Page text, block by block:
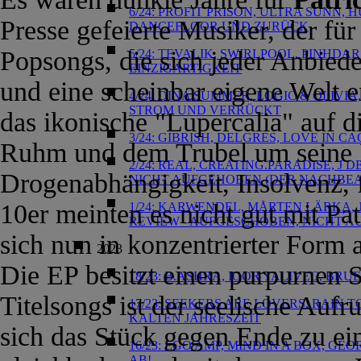
6/24: PROFIT PRISON, ULTRA SUNN,
DANCEFLOOR UND ZURÜCK
5/24: TEVALIK, SWIRLPOOL,
EINZIGARTIGKEIT
4/24: DINA SUMMER, LOGIC &
STROM UND VERRÜCKT
3/24: GIBRISH, DELGRES, LOVE IN
2/24: REAL, CREATING.PARADISE, J
NICHT AUFGEHOBEN (DER
1/24: KARWENDEL, MÅRTEN LÄRKA,
REVIEW - AUFGESCHOBEN, NICHT
2023
18/23: B.ASHRA, IGOR YALIVEC,
17/23: SEEKERS ARE LOVERS, RAIN
KALTEN JAHRESZEIT
16/23: EGO AMP, MIND IN A BOX,
Presse gefeierte Musiker, der
Popsongs, die sich jeder
und eine scheinbar eigene Welt
das ikonische "Lupercalia" auf
Ruhm und dem Trubel um seine
Drogenabhängigkeit,
10er meinten es nicht gut mit
sich nun in konzentrierter
Die EP besitzt einen purpurnen
Titelsongs ist der seelische
sich das Stück gegen Ende zu